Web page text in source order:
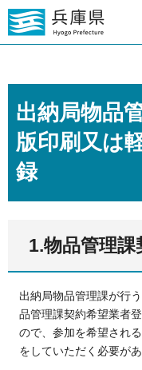
出納局物品
版印刷又は
録
1.物品管理
出納局物品管理課が行
品管理課契約希望業者
ので、参加を希望され
をしていただく必要があ